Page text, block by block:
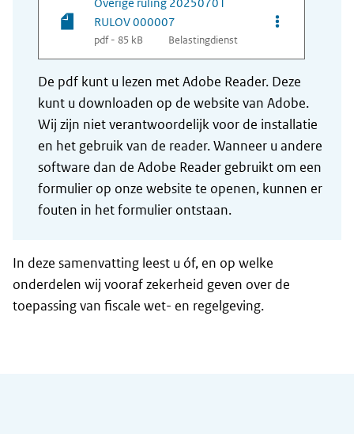
RULOV 000007
pdf - 85 kB Belastingdienst
Opties van
De pdf kunt u lezen met Adobe Reader. Deze
kunt u downloaden op de website van Adobe.
Wij zijn niet verantwoordelijk voor de installatie
en het gebruik van de reader. Wanneer u andere
software dan de Adobe Reader gebruikt om een
formulier op onze website te openen, kunnen er
fouten in het formulier ontstaan.
In deze samenvatting leest u óf, en op welke
onderdelen wij vooraf zekerheid geven over de
toepassing van fiscale wet- en regelgeving.